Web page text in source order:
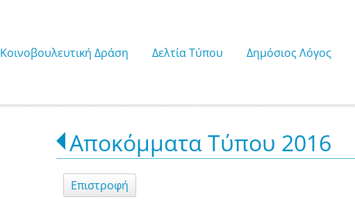
Κοινοβουλευτική Δράση Δελτία Τύπου Δημόσιος Λόγος
Αποκόμματα Τύπου 2016
Επιστροφή